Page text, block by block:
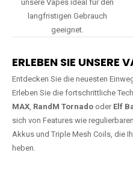
unsere Vapes ideal für den
langfristigen Gebrauch
geeignet.
ERLEBEN SIE UNSERE
Entdecken Sie die neuesten
Erleben Sie die fortschrittliche
MAX, RandM Tornado oder Elf
sich von Features wie
Akkus und Triple Mesh Coils, die
heben.